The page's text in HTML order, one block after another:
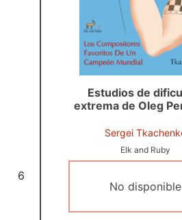
6
Estudios de
extrema de Oleg
Sergei
Elk and Ruby
No disponible